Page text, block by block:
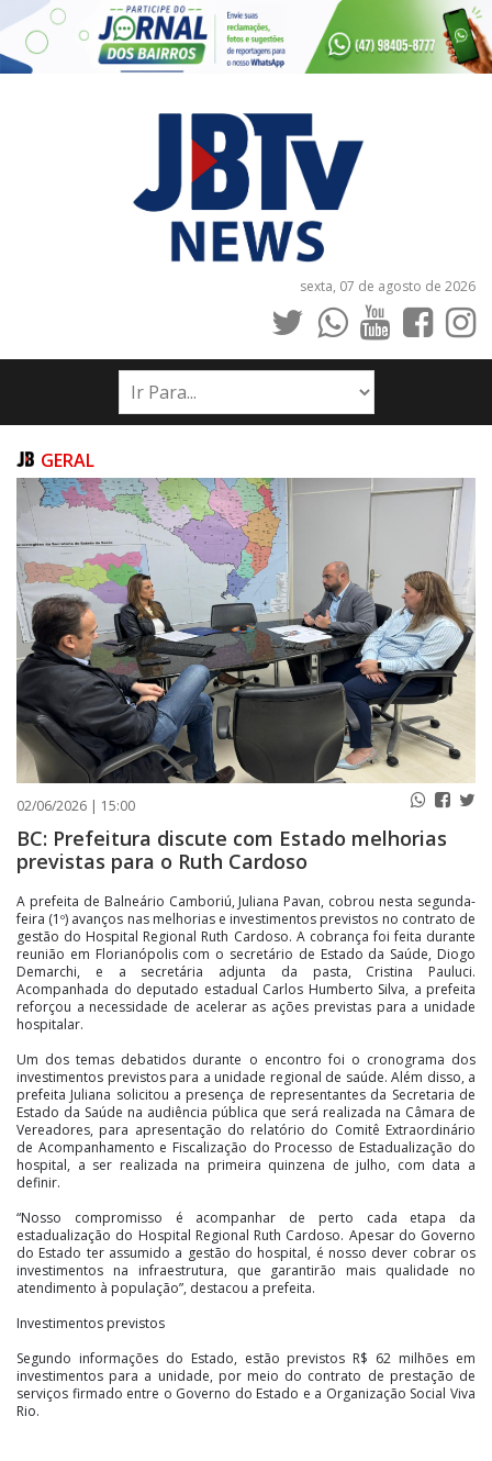
sexta, 07 de agosto de 2026
INÍCIO
NOTÍCIAS
PUBLICAÇÕES LEGAIS
CONTATO
GERAL
02/06/2026 | 15:00
BC: Prefeitura discute com Estado melhorias
previstas para o Ruth Cardoso
A prefeita de Balneário Camboriú, Juliana Pavan, cobrou nesta segunda-
feira (1º) avanços nas melhorias e investimentos previstos no contrato de
gestão do Hospital Regional Ruth Cardoso. A cobrança foi feita durante
reunião em Florianópolis com o secretário de Estado da Saúde, Diogo
Demarchi, e a secretária adjunta da pasta, Cristina Pauluci.
Acompanhada do deputado estadual Carlos Humberto Silva, a prefeita
reforçou a necessidade de acelerar as ações previstas para a unidade
hospitalar.
Um dos temas debatidos durante o encontro foi o cronograma dos
investimentos previstos para a unidade regional de saúde. Além disso, a
prefeita Juliana solicitou a presença de representantes da Secretaria de
Estado da Saúde na audiência pública que será realizada na Câmara de
Vereadores, para apresentação do relatório do Comitê Extraordinário
de Acompanhamento e Fiscalização do Processo de Estadualização do
hospital, a ser realizada na primeira quinzena de julho, com data a
definir.
“Nosso compromisso é acompanhar de perto cada etapa da
estadualização do Hospital Regional Ruth Cardoso. Apesar do Governo
do Estado ter assumido a gestão do hospital, é nosso dever cobrar os
investimentos na infraestrutura, que garantirão mais qualidade no
atendimento à população”, destacou a prefeita.
Investimentos previstos
Segundo informações do Estado, estão previstos R$ 62 milhões em
investimentos para a unidade, por meio do contrato de prestação de
serviços firmado entre o Governo do Estado e a Organização Social Viva
Rio.